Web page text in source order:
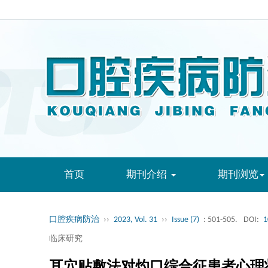
首页 期刊介绍 期刊浏览
口腔疾病防治 ›› 2023, Vol. 31 ›› Issue (7) : 501-505. DOI:
临床研究